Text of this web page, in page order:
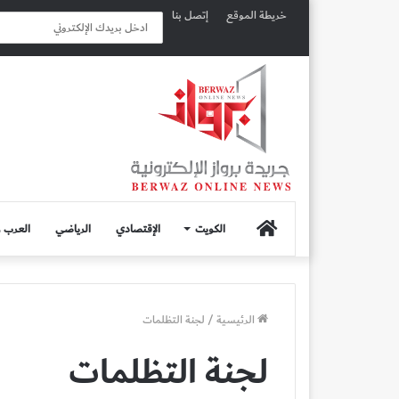
خريطة الموقع إتصل بنا
الصفحة
الرئيسية
الكويت الإقتصادي الرياضي العرب
الرئيسية/لجنة التظلمات
لجنة التظلمات